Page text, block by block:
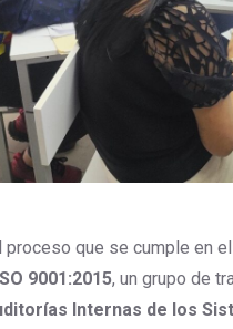
proceso que se cumple en el
9001:2015, un grupo de
Internas de los